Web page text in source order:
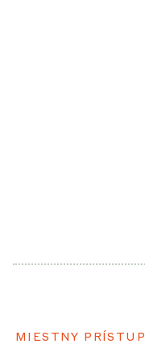
MIESTNY PRÍSTUP